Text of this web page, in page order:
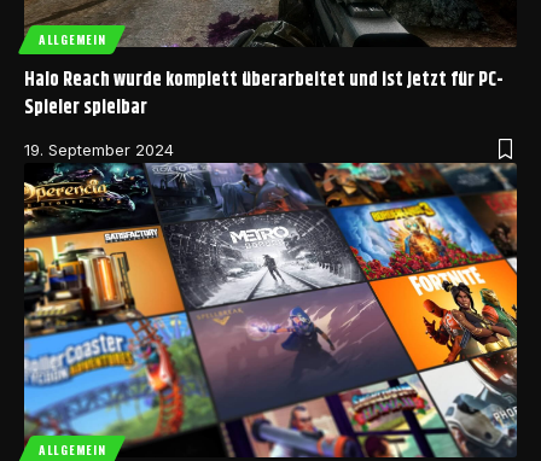
ALLGEMEIN
Halo Reach wurde komplett überarbeitet und ist jetzt für PC-
Spieler spielbar
19. September 2024
ALLGEMEIN